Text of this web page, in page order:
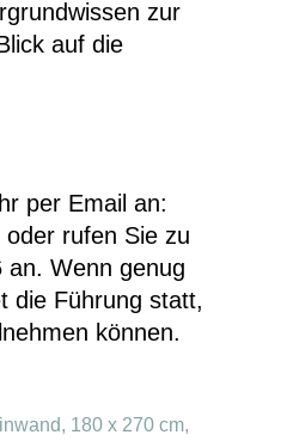
zur
auf die
per Email an:
rufen Sie zu
Wenn genug
die Führung statt,
können.
180 x 270 cm,